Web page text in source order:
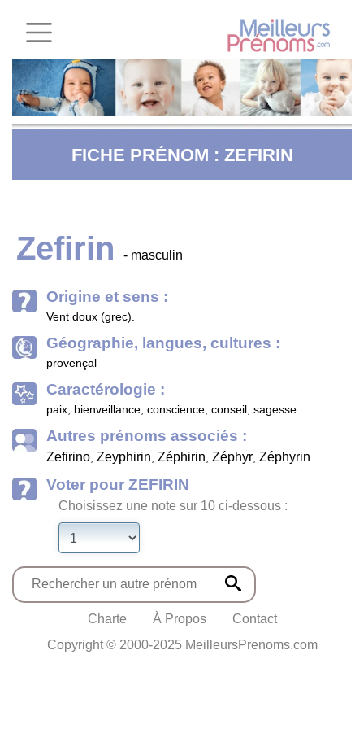
FICHE PRÉNOM : ZEFIRIN
Zefirin - masculin
Origine et sens :
Vent doux (grec).
Géographie, langues, cultures :
provençal
Caractérologie :
paix, bienveillance, conscience, conseil, sagesse
Autres prénoms associés :
Zefirino, Zeyphirin, Zéphirin, Zéphyr, Zéphyrin
Voter pour ZEFIRIN
Choisissez une note sur 10 ci-dessous :
Charte À Propos
Contact
Copyright © 2000-2025 MeilleursPrenoms.com